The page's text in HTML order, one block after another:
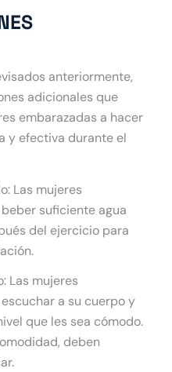
anteriormente,
adicionales que
embarazadas a hacer
y efectiva durante el
Las mujeres
suficiente agua
del ejercicio para
Las mujeres
a su cuerpo y
que les sea cómodo.
deben